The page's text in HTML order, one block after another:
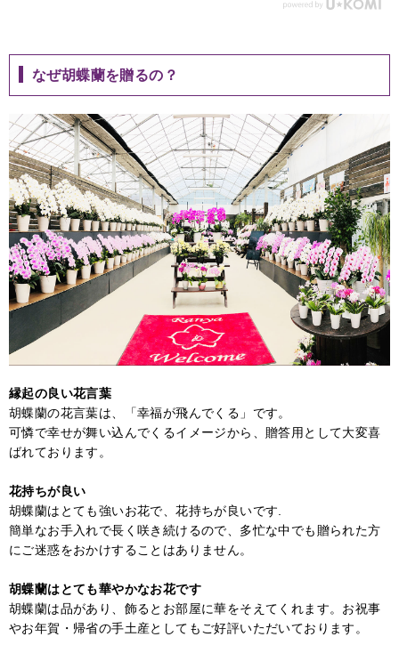
なぜ胡蝶蘭を贈るの？
縁起の良い花言葉
胡蝶蘭の花言葉は、「幸福が飛んでくる」です。
可憐で幸せが舞い込んでくるイメージから、贈答用として大変喜
ばれております。
花持ちが良い
胡蝶蘭はとても強いお花で、花持ちが良いです.
簡単なお手入れで長く咲き続けるので、多忙な中でも贈られた方
にご迷惑をおかけすることはありません。
胡蝶蘭はとても華やかなお花です
胡蝶蘭は品があり、飾るとお部屋に華をそえてくれます。お祝事
やお年賀・帰省の手土産としてもご好評いただいております。